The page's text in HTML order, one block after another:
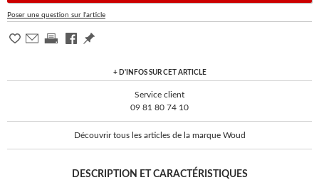
Poser une question sur l'article
+ D'INFOS SUR CET ARTICLE
Service client
09 81 80 74 10
Découvrir tous les articles de la marque Woud
DESCRIPTION ET CARACTÉRISTIQUES